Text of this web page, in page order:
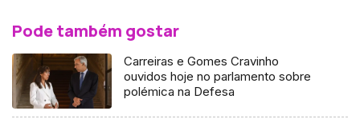
Pode também gostar
Carreiras e Gomes Cravinho
ouvidos hoje no parlamento sobre
polémica na Defesa